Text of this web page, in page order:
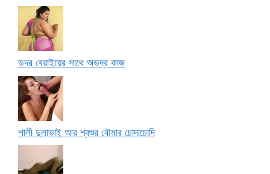
ভদ্র বেয়াইয়ের সাথে অভদ্র কাজ
শালী দুলাভাই আর শ্বশুর বৌমার চোদাচোদি